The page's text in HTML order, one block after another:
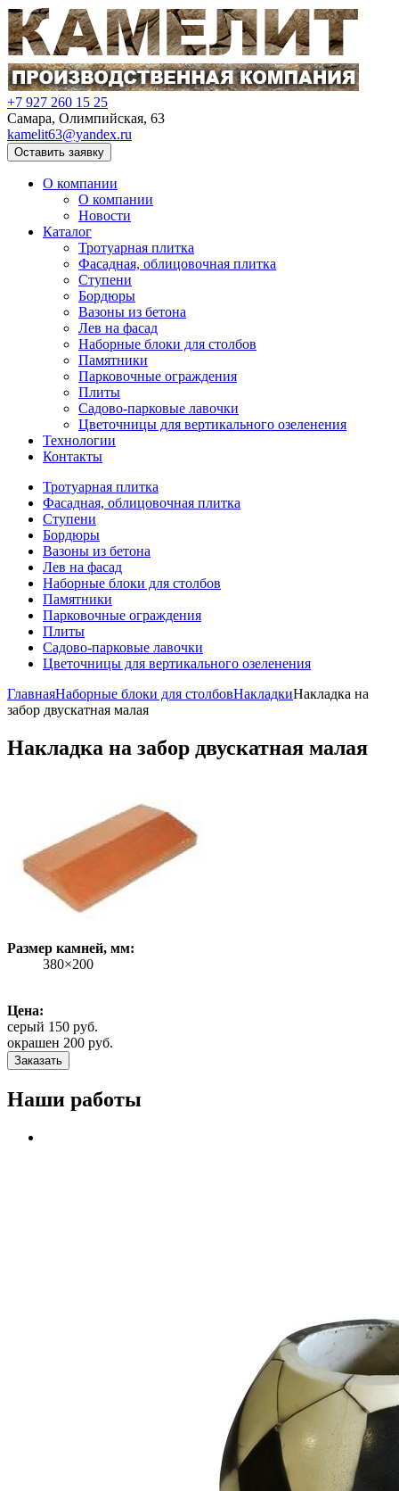
+7 927 260 15 25
Самара, Олимпийская, 63
kamelit63@yandex.ru
Оставить заявку
О компании
О компании
Новости
Каталог
Тротуарная плитка
Фасадная, облицовочная плитка
Ступени
Бордюры
Вазоны из бетона
Лев на фасад
Наборные блоки для столбов
Памятники
Парковочные ограждения
Плиты
Садово-парковые лавочки
Цветочницы для вертикального озеленения
Технологии
Контакты
Тротуарная плитка
Фасадная, облицовочная плитка
Ступени
Бордюры
Вазоны из бетона
Лев на фасад
Наборные блоки для столбов
Памятники
Парковочные ограждения
Плиты
Садово-парковые лавочки
Цветочницы для вертикального озеленения
ГлавнаяНаборные блоки для столбовНакладкиНакладка на
забор двускатная малая
Накладка на забор двускатная малая
Размер камней, мм:
380×200
Цена:
серый 150 руб.
окрашен 200 руб.
Заказать
Наши работы